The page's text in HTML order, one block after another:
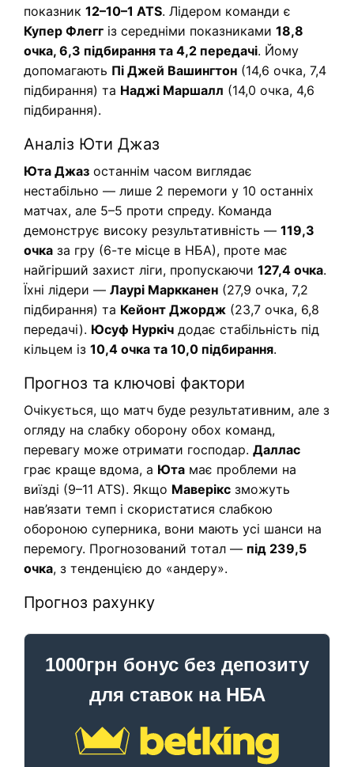
показник 12–10–1 ATS. Лідером команди є
Купер Флегг із середніми показниками 18,8
очка, 6,3 підбирання та 4,2 передачі. Йому
допомагають Пі Джей Вашингтон (14,6 очка, 7,4
підбирання) та Наджі Маршалл (14,0 очка, 4,6
підбирання).
Аналіз Юти Джаз
Юта Джаз останнім часом виглядає
нестабільно — лише 2 перемоги у 10 останніх
матчах, але 5–5 проти спреду. Команда
демонструє високу результативність — 119,3
очка за гру (6-те місце в НБА), проте має
найгірший захист ліги, пропускаючи 127,4 очка.
Їхні лідери — Лаурі Маркканен (27,9 очка, 7,2
підбирання) та Кейонт Джордж (23,7 очка, 6,8
передачі). Юсуф Нуркіч додає стабільність під
кільцем із 10,4 очка та 10,0 підбирання.
Прогноз та ключові фактори
Очікується, що матч буде результативним, але з
огляду на слабку оборону обох команд,
перевагу може отримати господар. Даллас
грає краще вдома, а Юта має проблеми на
виїзді (9–11 ATS). Якщо Маверікс зможуть
нав’язати темп і скористатися слабкою
обороною суперника, вони мають усі шанси на
перемогу. Прогнозований тотал — під 239,5
очка, з тенденцією до «андеру».
Прогноз рахунку
1000грн бонус без депозиту
для ставок на НБА